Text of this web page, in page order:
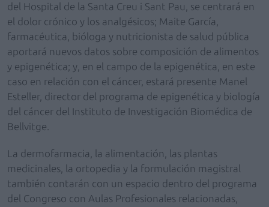
del Hospital de la Santa Creu i Sant Pau, se centrará en
el dolor crónico y los analgésicos; Maite García,
farmacéutica, bióloga y nutricionista de salud pública
aportará nuevos datos sobre composición de alimentos
y epigenética; y, en el campo de la epigenética, en este
caso en relación con el cáncer, estará presente Manel
Esteller, director del programa de epigenética y biología
del cáncer del Instituto de Investigación Biomédica de
Bellvitge.
La dermofarmacia, la alimentación, las plantas
medicinales, la ortopedia y la formulación magistral
también contarán con un espacio dentro del programa
del Congreso con Aulas Profesionales relacionadas,